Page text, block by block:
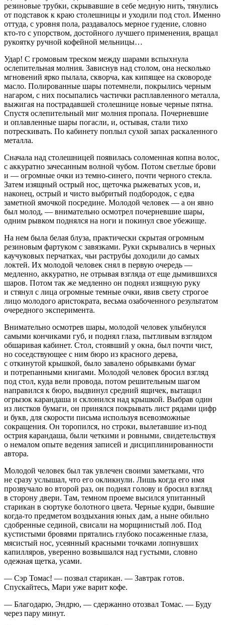
резиновые трубки, скрывавшие в себе медную нить, тянулись
от подставок к краю столешницы и уходили под стол. Именно
оттуда, с уровня пола, раздавалось мерное гудение, словно
кто-то с упорством, достойного лучшего применения, вращал
рукоятку ручной кофейной мельницы…
Удар! С громовым треском между шарами вспыхнула
ослепительная молния. Зависнув над столом, она несколько
мгновений ярко пылала, скворча, как кипящее на сковороде
масло. Полированные шары потемнели, покрылись черным
нагаром, с них посыпались частички расплавленного металла,
выжигая на пострадавшей столешнице новые черные пятна.
Спустя ослепительный миг молния пропала. Почерневшие
и оплавленные шары погасли, и, остывая, стали тихо
потрескивать. По кабинету поплыл сухой запах раскаленного
металла.
Сначала над столешницей появилась соломенная копна волос,
с аккуратно зачесанным волной чубом. Потом светлые брови
и — огромные очки из темно-синего, почти черного стекла.
Затем изящный острый нос, щеточка рыжеватых усов, и,
наконец, острый и чисто выбритый подбородок, с едва
заметной ямочкой посредине. Молодой человек — а он явно
был молод, — внимательно осмотрел почерневшие шары,
одним рывком поднялся на ноги и покинул свое убежище.
На нем была белая блуза, практически скрытая огромным
резиновым фартуком с завязками. Руки скрывались в черных
каучуковых перчатках, чьи раструбы доходили до самых
локтей. Их молодой человек снял в первую очередь —
медленно, аккуратно, не отрывая взгляда от еще дымившихся
шаров. Потом так же медленно он поднял изящную руку
и стянул с лица огромные темные очки, явив свету строгое
лицо молодого аристократа, весьма озабоченного результатом
очередного эксперимента.
Внимательно осмотрев шары, молодой человек улыбнулся
самыми кончиками губ, и поднял глаза, пытливым взглядом
обшаривая кабинет. Стол, стоявший у окна, был почти чист,
но соседствующее с ним бюро из красного дерева,
с откинутой крышкой, было завалено обрывками бумаг
и потрепанными книгами. Молодой человек бросил взгляд
под стол, куда вели провода, потом решительным шагом
направился к бюро, выдвинул средний ящичек, вытащил
огрызок карандаша и склонился над крышкой. Выбрав один
из листков бумаги, он принялся покрывать лист рядами цифр
и букв, для скорости письма используя всевозможные
сокращения. Он торопился, но строки, вылетавшие из-под
острия карандаша, были четкими и ровными, свидетельствуя
о немалом опыте ведения записей и дисциплинированности
автора.
Молодой человек был так увлечен своими заметками, что
не сразу услышал, что его окликнули. Лишь когда его имя
прозвучало во второй раз, он поднял голову и бросил взгляд
в сторону двери. Там, темном проеме высился упитанный
старикан в сюртуке болотного цвета. Черные кудри, бывшие
когда-то предметом воздыхания юных дам, а ныне обильно
сдобренные сединой, свисали на морщинистый лоб. Под
кустистыми бровями прятались глубоко посаженные глаза,
мясистый нос, усеянный красными точками лопнувших
капилляров, уверенно возвышался над густыми, словно
одежная щетка, усами.
— Сэр Томас! — позвал старикан. — Завтрак готов.
Спускайтесь, Мари уже варит кофе.
— Благодарю, Эндрю, — сдержанно отозвал Томас. — Буду
через пару минут.